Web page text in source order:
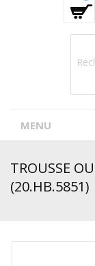
MENU
TROUSSE
(20.HB.5851)